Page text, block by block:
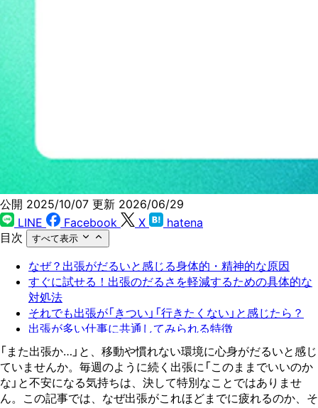
公開 2025/10/07 更新 2026/06/29
LINE
Facebook X
hatena
目次
すべて表示
なぜ？出張がだるいと感じる身体的・精神的な原因
すぐに試せる！出張のだるさを軽減するための具体的な
対処法
それでも出張が「きつい」「行きたくない」と感じたら？
出張が多い仕事に共通してみられる特徴
出張が少ない働き方に変えることのメリット
出張が少ない働き方に変えることのデメリット
出張続きの毎日から抜け出すための転職活動の進め方
今の働き方に悩んだらキャリアのプロに相談してみよう
「また出張か…」と、移動や慣れない環境に心身がだるいと感じ
ていませんか。毎週のように続く出張に「このままでいいのか
な」と不安になる気持ちは、決して特別なことではありませ
ん。この記事では、なぜ出張がこれほどまでに疲れるのか、そ